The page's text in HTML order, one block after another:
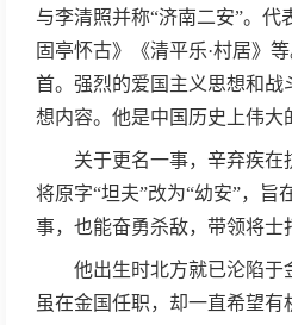
与李清照并称“济南二安”。代
固亭怀古》《清平乐·村居》
首。强烈的爱国主义思想和战
想内容。他是中国历史上伟大
关于更名一事，辛弃疾在
将原字“坦夫”改为“幼安”，旨
事，也能奋勇杀敌，带领将士
他出生时北方就已沦陷于
虽在金国任职，却一直希望有